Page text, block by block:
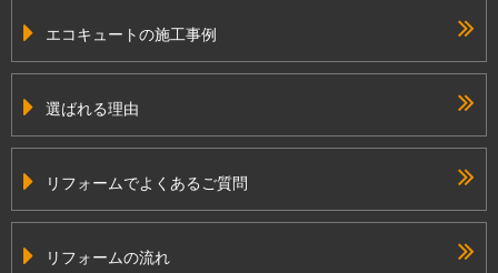
エコキュートの施工事例
選ばれる理由
リフォームでよくあるご質問
リフォームの流れ